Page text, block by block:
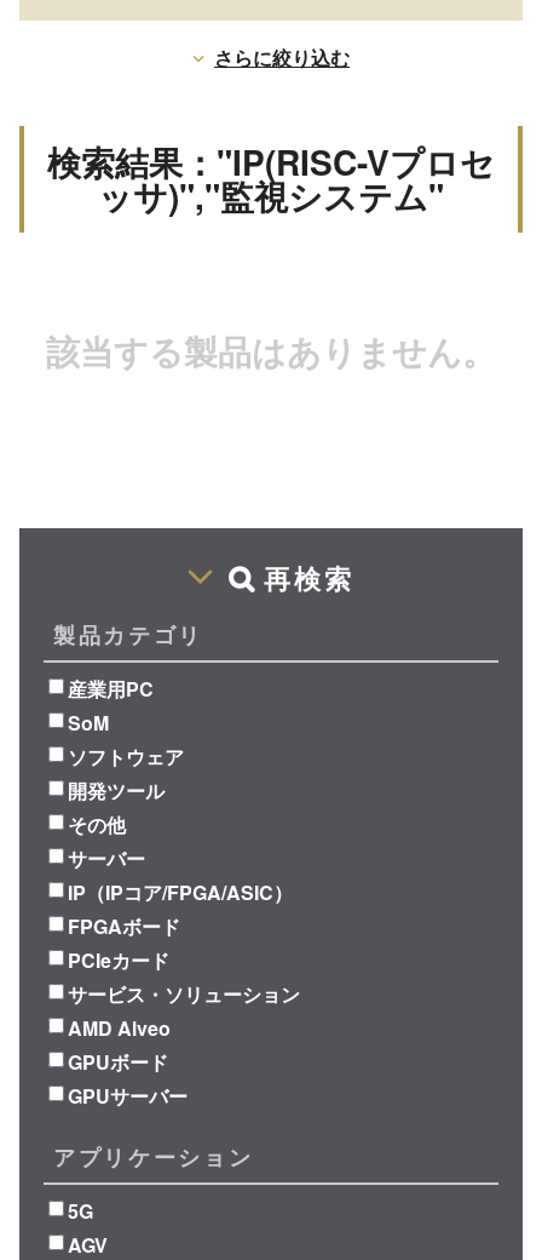
さらに絞り込む
検索結果："IP(RISC-Vプロセ
ッサ)","監視システム"
該当する製品はありません。
再検索
製品カテゴリ
産業用PC
SoM
ソフトウェア
開発ツール
その他
サーバー
IP（IPコア/FPGA/ASIC）
FPGAボード
PCIeカード
サービス・ソリューション
AMD Alveo
GPUボード
GPUサーバー
アプリケーション
5G
AGV